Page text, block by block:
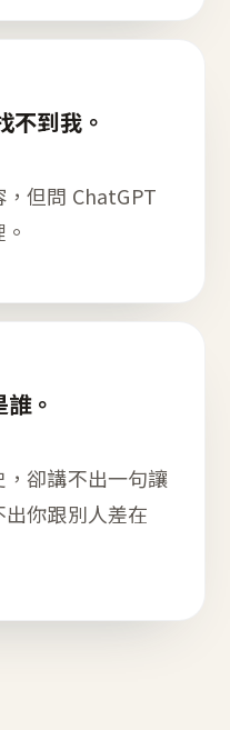
不到我。
但問 ChatGPT
。
卻講不出一句讓
你跟別人差在